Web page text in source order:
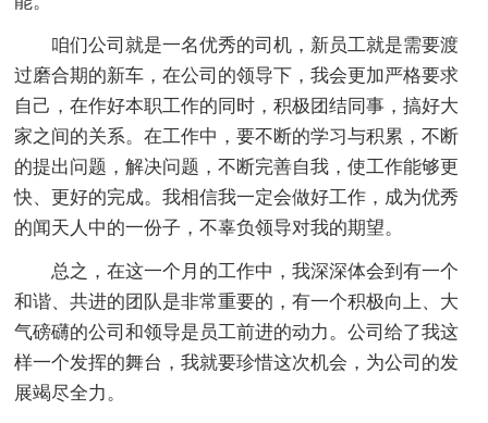
咱们公司就是一名优秀的司机，新员工就是需要渡
过磨合期的新车，在公司的领导下，我会更加严格要求
自己，在作好本职工作的同时，积极团结同事，搞好大
家之间的关系。在工作中，要不断的学习与积累，不断
的提出问题，解决问题，不断完善自我，使工作能够更
快、更好的完成。我相信我一定会做好工作，成为优秀
的闻天人中的一份子，不辜负领导对我的期望。
总之，在这一个月的工作中，我深深体会到有一个
和谐、共进的团队是非常重要的，有一个积极向上、大
气磅礴的公司和领导是员工前进的动力。公司给了我这
样一个发挥的舞台，我就要珍惜这次机会，为公司的发
展竭尽全力。